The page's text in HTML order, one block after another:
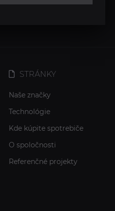
STRÁNKY
Naše značky
Technológie
Kde kúpite spotrebiče
O spoločnosti
Referenčné projekty